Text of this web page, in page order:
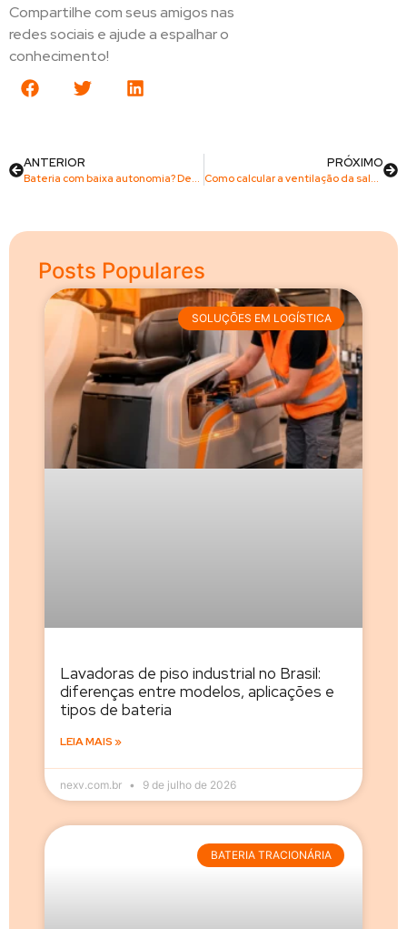
Compartilhe com seus amigos nas
redes sociais e ajude a espalhar o
conhecimento!
ANTERIOR
Bateria com baixa autonomia? Descubra se o problema está no carregador ou na instalação
PRÓXIMO
Como calcular a ventilação da sala de baterias? Conheça a nova ferramenta da NEXV
Posts Populares
SOLUÇÕES EM LOGÍSTICA
Lavadoras de piso industrial no Brasil:
diferenças entre modelos, aplicações e
tipos de bateria
LEIA MAIS »
nexv.com.br 9 de julho de 2026
BATERIA TRACIONÁRIA